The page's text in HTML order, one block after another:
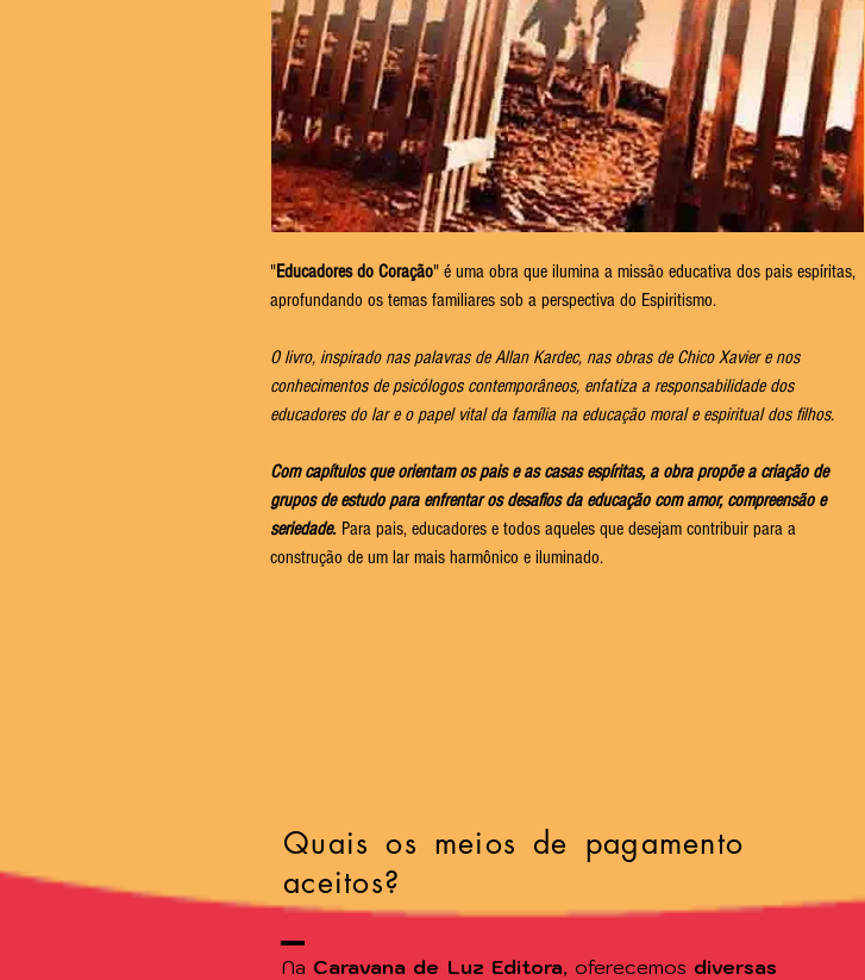
"Educadores do Coração" é uma obra que ilumina a missão educativa dos pais espíritas,
aprofundando os temas familiares sob a perspectiva do Espiritismo.
O livro, inspirado nas palavras de Allan Kardec, nas obras de Chico Xavier e nos
conhecimentos de psicólogos contemporâneos, enfatiza a responsabilidade dos
educadores do lar e o papel vital da família na educação moral e espiritual dos filhos.
Com capítulos que orientam os pais e as casas espíritas, a obra propõe a criação de
grupos de estudo para enfrentar os desafios da educação com amor, compreensão e
seriedade. Para pais, educadores e todos aqueles que desejam contribuir para a
construção de um lar mais harmônico e iluminado.
Quais os meios de pagamento
aceitos?
Na Caravana de Luz Editora, oferecemos diversas